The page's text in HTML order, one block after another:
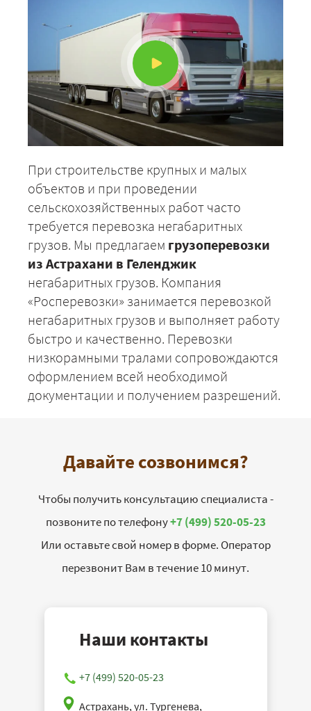
При строительстве крупных и малых
объектов и при проведении
сельскохозяйственных работ часто
требуется перевозка негабаритных
грузов. Мы предлагаем грузоперевозки
из Астрахани в Геленджик
негабаритных грузов. Компания
«Росперевозки» занимается перевозкой
негабаритных грузов и выполняет работу
быстро и качественно. Перевозки
низкорамными тралами сопровождаются
оформлением всей необходимой
документации и получением разрешений.
Давайте созвонимся?
Чтобы получить консультацию специалиста -
позвоните по телефону+7 (499) 520-05-23
Или оставьте свой номер в форме. Оператор
перезвонит Вам в течение 10 минут.
Наши контакты
+7 (499) 520-05-23
Астрахань, ул. Тургенева,